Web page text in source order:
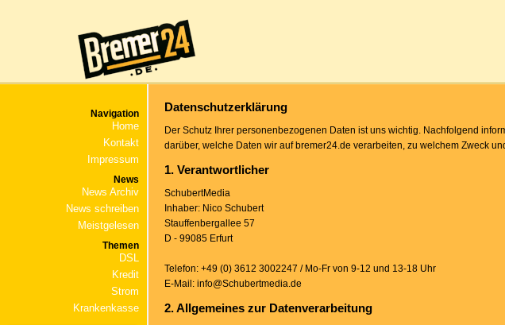
Navigation
Home
Kontakt
Impressum
News
News Archiv
News schreiben
Meistgelesen
Themen
DSL
Kredit
Strom
Krankenkasse
Datenschutzerklärung
Der Schutz Ihrer personenbezogenen Daten ist uns wichtig. Nachfolgend
darüber, welche Daten wir auf bremer24.de verarbeiten, zu welchem Zweck
1. Verantwortlicher
SchubertMedia
Inhaber: Nico Schubert
Stauffenbergallee 57
D - 99085 Erfurt
Telefon: +49 (0) 3612 3002247 / Mo-Fr von 9-12 und 13-18 Uhr
E-Mail: info@Schubertmedia.de
2. Allgemeines zur Datenverarbeitung